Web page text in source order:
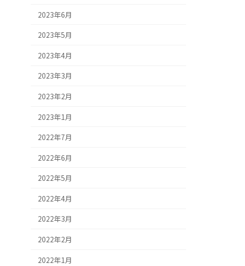
2023年6月
2023年5月
2023年4月
2023年3月
2023年2月
2023年1月
2022年7月
2022年6月
2022年5月
2022年4月
2022年3月
2022年2月
2022年1月